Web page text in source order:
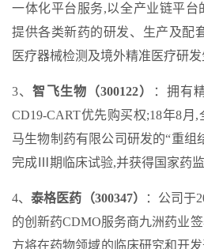
一体化平台服务,以全产业链平台
提供各类新药的研发、生产及配
医疗器械检测及境外精准医疗研发
3、智飞生物（300122）
：拥有
CD19-CART优先购买权;18年8月
马生物制药有限公司研发的“重组
完成Ⅲ期临床试验,并获得国家药监
4、泰格医药（300347）
：公司于
的创新药CDMO服务商九洲药业
方将在药物领域的临床研究和开